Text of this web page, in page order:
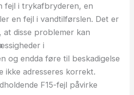
fejl i trykafbryderen, en
en fejl i vandtilførslen. Det er
disse problemer kan
i
og endda føre til beskadigelse
ikke adresseres korrekt.
F15-fejl påvirke